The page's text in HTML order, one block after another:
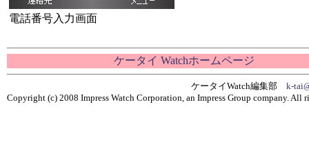
電話番号入力画面
ケータイ Watchホームページ
ケータイWatch編集部 k-
Copyright (c) 2008 Impress Watch Corporation, an Impress Group company. All